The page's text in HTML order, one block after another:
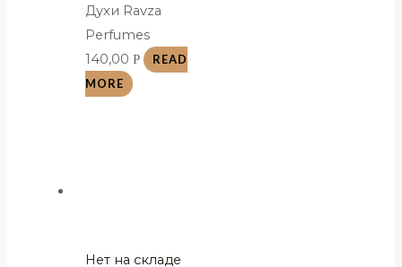
Духи Ravza
Perfumes
140,00Р
READ
MORE
Нет на складе